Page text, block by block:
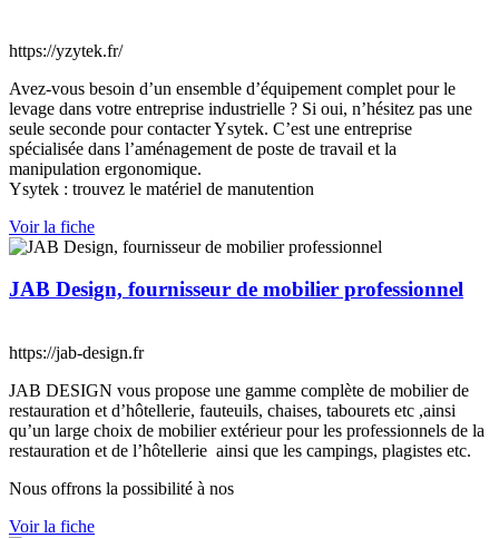
https://yzytek.fr/
Avez-vous besoin d’un ensemble d’équipement complet pour le
levage dans votre entreprise industrielle ? Si oui, n’hésitez pas une
seule seconde pour contacter Ysytek. C’est une entreprise
spécialisée dans l’aménagement de poste de travail et la
manipulation ergonomique.
Ysytek : trouvez le matériel de manutention
Voir la fiche
JAB Design, fournisseur de mobilier professionnel
https://jab-design.fr
JAB DESIGN vous propose une gamme complète de mobilier de
restauration et d’hôtellerie, fauteuils, chaises, tabourets etc ,ainsi
qu’un large choix de mobilier extérieur pour les professionnels de la
restauration et de l’hôtellerie ainsi que les campings, plagistes etc.
Nous offrons la possibilité à nos
Voir la fiche